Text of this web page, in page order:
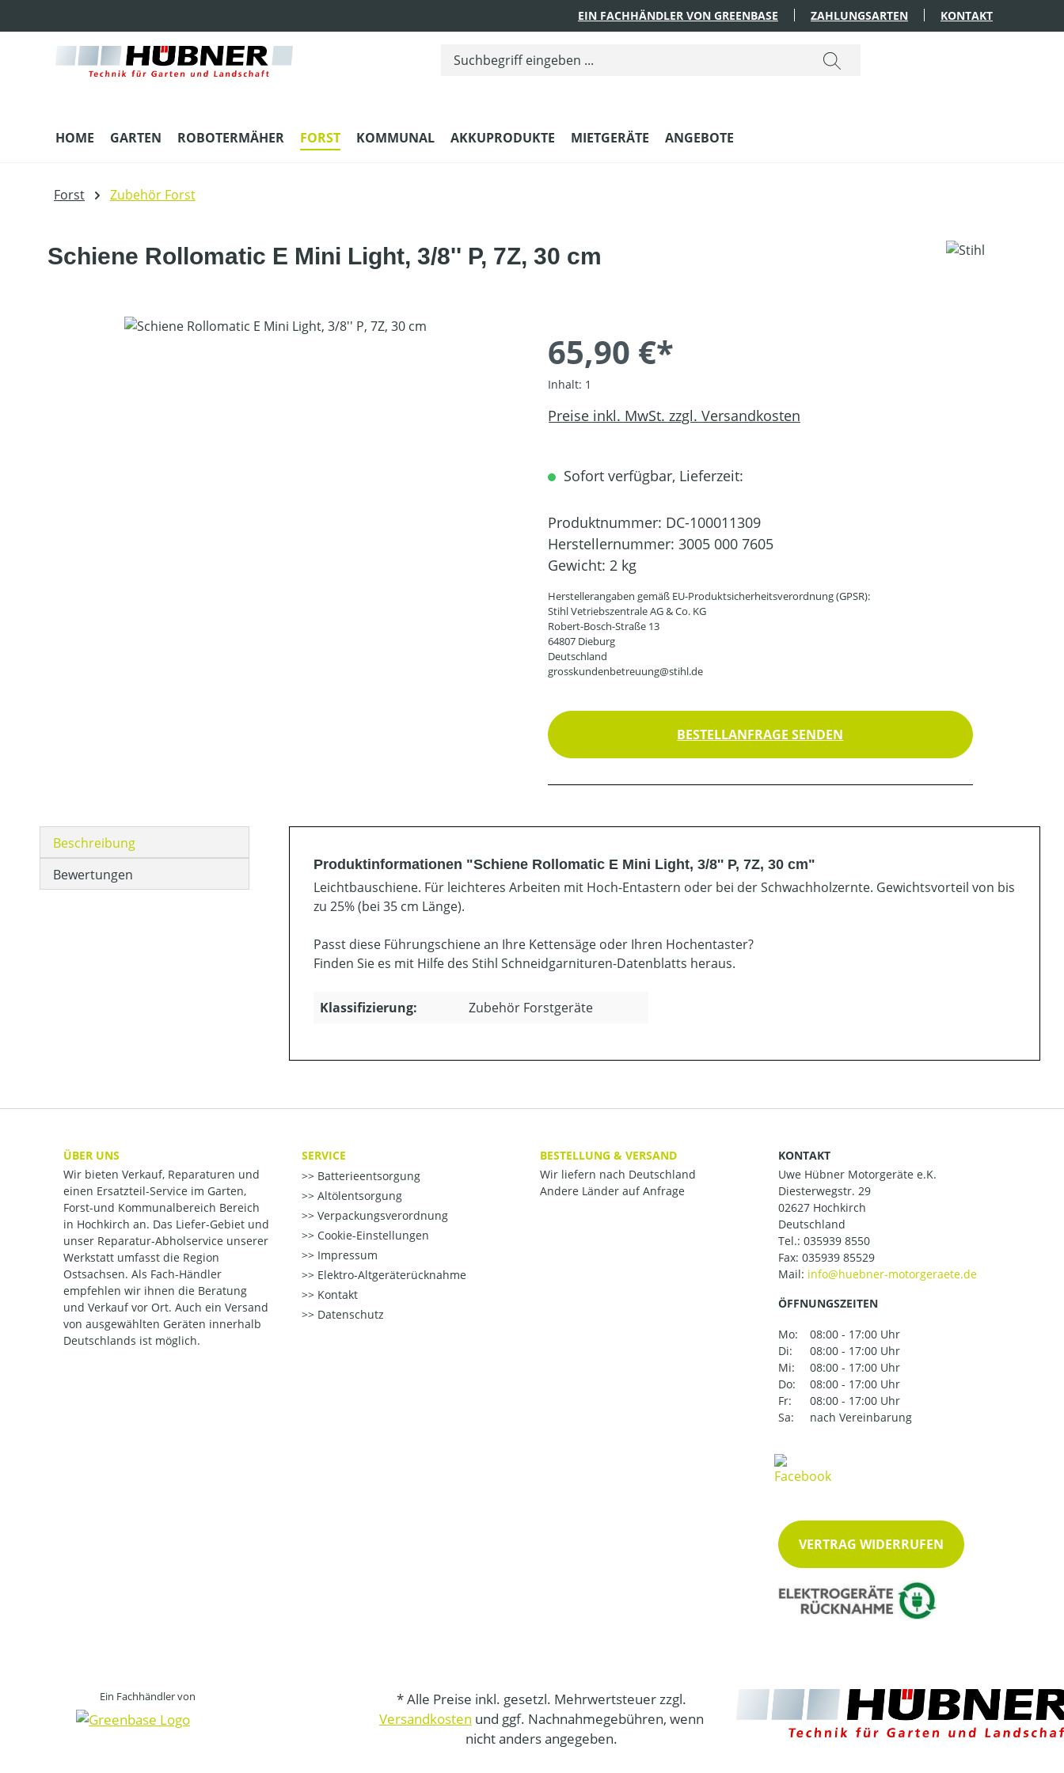
EIN FACHHÄNDLER VON GREENBASE ZAHLUNGSARTEN KONTAKT
HOME GARTEN ROBOTERMÄHER FORST KOMMUNAL AKKUPRODUKTE MIETGERÄTE ANGEBOTE
Forst Zubehör Forst
Schiene Rollomatic E Mini Light, 3/8'' P, 7Z, 30 cm
Bildergalerie überspringen
65,90 €*
Inhalt: 1
Preise inkl. MwSt. zzgl. Versandkosten
Sofort verfügbar, Lieferzeit:
Produktnummer: DC-100011309
Herstellernummer: 3005 000 7605
Gewicht: 2 kg
Herstellerangaben gemäß EU-Produktsicherheitsverordnung (GPSR):
Stihl Vetriebszentrale AG & Co. KG
Robert-Bosch-Straße 13
64807 Dieburg
Deutschland
grosskundenbetreuung@stihl.de
BESTELLANFRAGE SENDEN
Beschreibung
Bewertungen
Produktinformationen "Schiene Rollomatic E Mini Light, 3/8'' P, 7Z, 30 cm"
Leichtbauschiene. Für leichteres Arbeiten mit Hoch-Entastern oder bei der Schwachholzernte. Gewichtsvorteil von bis
zu 25% (bei 35 cm Länge).
Passt diese Führungschiene an Ihre Kettensäge oder Ihren Hochentaster?
Finden Sie es mit Hilfe des Stihl Schneidgarnituren-Datenblatts heraus.
Klassifizierung: Zubehör Forstgeräte
ÜBER UNS
Wir bieten Verkauf, Reparaturen und
einen Ersatzteil-Service im Garten,
Forst-und Kommunalbereich Bereich
in Hochkirch an. Das Liefer-Gebiet und
unser Reparatur-Abholservice unserer
Werkstatt umfasst die Region
Ostsachsen. Als Fach-Händler
empfehlen wir ihnen die Beratung
und Verkauf vor Ort. Auch ein Versand
von ausgewählten Geräten innerhalb
Deutschlands ist möglich.
SERVICE
Batterieentsorgung
Altölentsorgung
Verpackungsverordnung
Cookie-Einstellungen
Impressum
Elektro-Altgeräterücknahme
Kontakt
Datenschutz
BESTELLUNG & VERSAND
Wir liefern nach Deutschland
Andere Länder auf Anfrage
KONTAKT
Uwe Hübner Motorgeräte e.K.
Diesterwegstr. 29
02627 Hochkirch
Deutschland
Tel.: 035939 8550
Fax: 035939 85529
Mail:
ÖFFNUNGSZEITEN
Mo:
08:00 - 17:00 Uhr
Di:
08:00 - 17:00 Uhr
Mi:
08:00 - 17:00 Uhr
Do:
08:00 - 17:00 Uhr
Fr:
08:00 - 17:00 Uhr
Sa:
nach Vereinbarung
VERTRAG WIDERRUFEN
Ein Fachhändler von
* Alle Preise inkl. gesetzl. Mehrwertsteuer zzgl.
Versandkosten und ggf. Nachnahmegebühren, wenn
nicht anders angegeben.